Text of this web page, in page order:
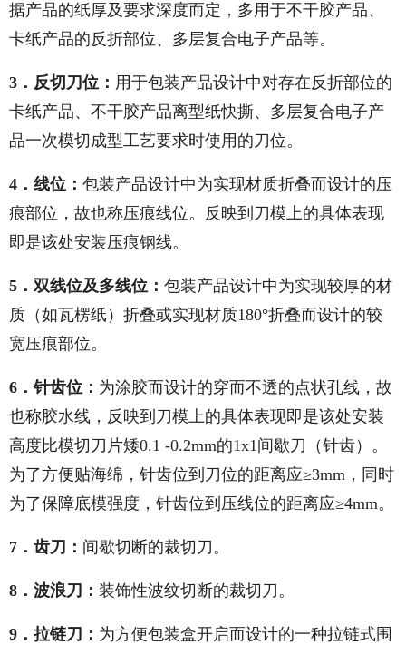
据产品的纸厚及要求深度而定，多用于不干胶产品、
卡纸产品的反折部位、多层复合电子产品等。
3．反切刀位： 用于包装产品设计中对存在反折部位的
卡纸产品、不干胶产品离型纸快撕、多层复合电子产
品一次模切成型工艺要求时使用的刀位。
4．线位： 包装产品设计中为实现材质折叠而设计的压
痕部位，故也称压痕线位。反映到刀模上的具体表现
即是该处安装压痕钢线。
5．双线位及多线位： 包装产品设计中为实现较厚的材
质（如瓦楞纸）折叠或实现材质180°折叠而设计的较
宽压痕部位。
6．针齿位： 为涂胶而设计的穿而不透的点状孔线，故
也称胶水线，反映到刀模上的具体表现即是该处安装
高度比模切刀片矮0.1 -0.2mm的1x1间歇刀（针齿）。
为了方便贴海绵，针齿位到刀位的距离应≥3mm，同时
为了保障底模强度，针齿位到压线位的距离应≥4mm。
7．齿刀： 间歇切断的裁切刀。
8．波浪刀： 装饰性波纹切断的裁切刀。
9．拉链刀： 为方便包装盒开启而设计的一种拉链式围